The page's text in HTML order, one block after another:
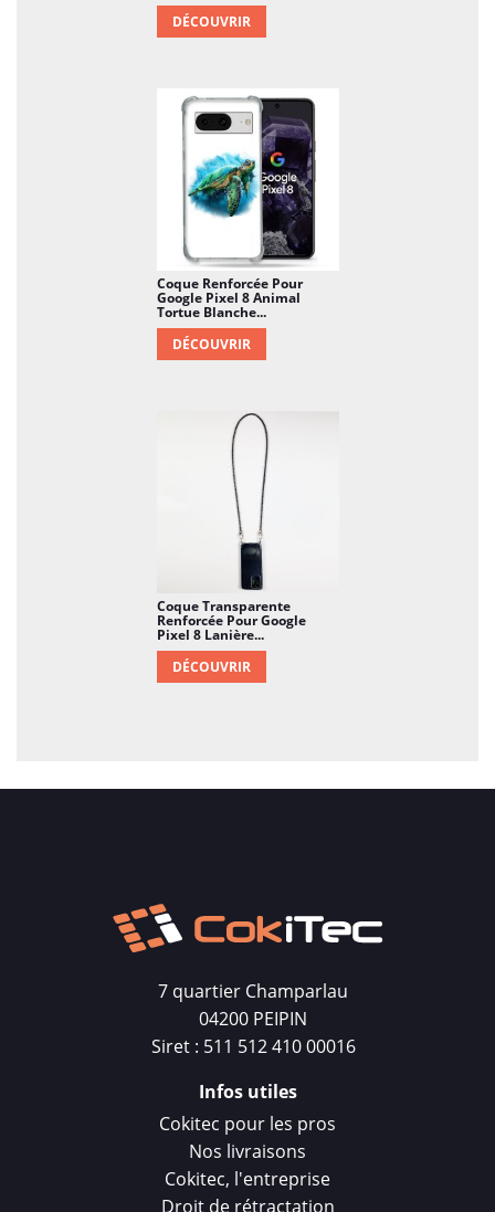
DÉCOUVRIR
Coque Renforcée Pour
Google Pixel 8 Animal
Tortue Blanche...
DÉCOUVRIR
Coque Transparente
Renforcée Pour Google
Pixel 8 Lanière...
DÉCOUVRIR
7 quartier Champarlau
04200 PEIPIN
Siret : 511 512 410 00016
Infos utiles
Cokitec pour les pros
Nos livraisons
Cokitec, l'entreprise
Droit de rétractation